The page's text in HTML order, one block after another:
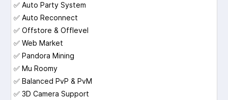
✅ Auto Party System
✅ Auto Reconnect
✅ Offstore & Offlevel
✅ Web Market
✅ Pandora Mining
✅ Mu Roomy
✅ Balanced PvP & PvM
✅ 3D Camera Support